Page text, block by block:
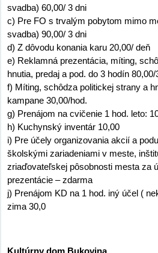
svadba) 60,00/ 3 dni
c) Pre FO s trvalým pobytom mimo
svadba) 90,00/ 3 dni
d) Z dôvodu konania karu 20,00/ deň
e) Reklamná prezentácia, míting,
hnutia, predaj a pod. do 3 hodín 80,00/
f) Míting, schôdza politickej strany a
kampane 30,00/hod.
g) Prenájom na cvičenie 1 hod. leto:
h) Kuchynský inventár 10,00
i) Pre účely organizovania akcií a
školskými zariadeniami v meste,
zriaďovateľskej pôsobnosti mesta za
prezentácie – zdarma
j) Prenájom KD na 1 hod. iný účel (
zima 30,0
Kultúrny dom Bukovina